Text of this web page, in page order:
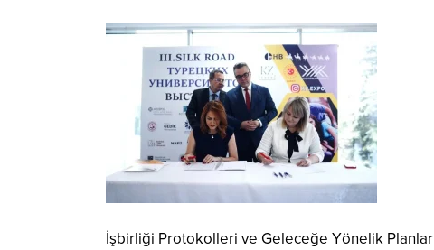
İşbirliği Protokolleri ve Geleceğe Yönelik Planlar